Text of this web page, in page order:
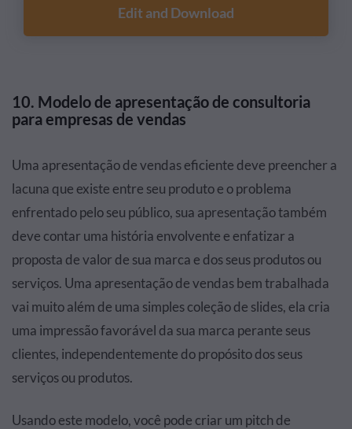
Edit and Download
10. Modelo de apresentação de consultoria
para empresas de vendas
Uma apresentação de vendas eficiente deve preencher a
lacuna que existe entre seu produto e o problema
enfrentado pelo seu público, sua apresentação também
deve contar uma história envolvente e enfatizar a
proposta de valor de sua marca e dos seus produtos ou
serviços. Uma apresentação de vendas bem trabalhada
vai muito além de uma simples coleção de slides, ela cria
uma impressão favorável da sua marca perante seus
clientes, independentemente do propósito dos seus
serviços ou produtos.
Usando este modelo, você pode criar um pitch de